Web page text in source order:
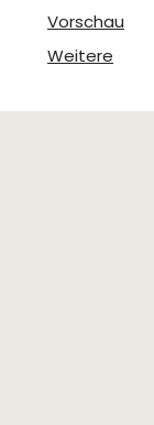
Vorschau
Weitere